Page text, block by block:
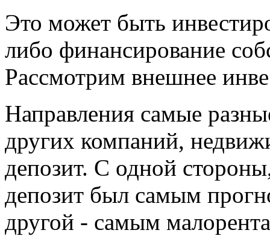
Это может быть
либо финансирование
Рассмотрим внешнее
Направления самые
других компаний,
депозит. С одной
депозит был самым
другой - самым